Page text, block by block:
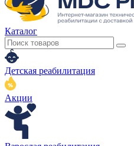
Каталог
Детская реабилитация
Акции